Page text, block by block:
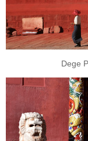
Dege